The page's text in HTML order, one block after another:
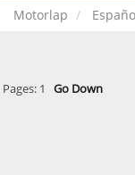
Motorlap
Pages: 1 Go Down